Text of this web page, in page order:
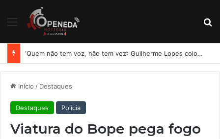
Menu
‘Quem não tem voz, não tem vez’: Guilherme Lopes coloca representação de Penedo no centro da disputa pela ALE
Início / Destaques
Destaques Polícia
Viatura do Bope pega fogo